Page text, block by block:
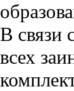
В связи
всех